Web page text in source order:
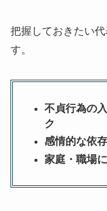
把握しておきたい
す。
不貞行為の
ク
感情的な依
家庭・職場